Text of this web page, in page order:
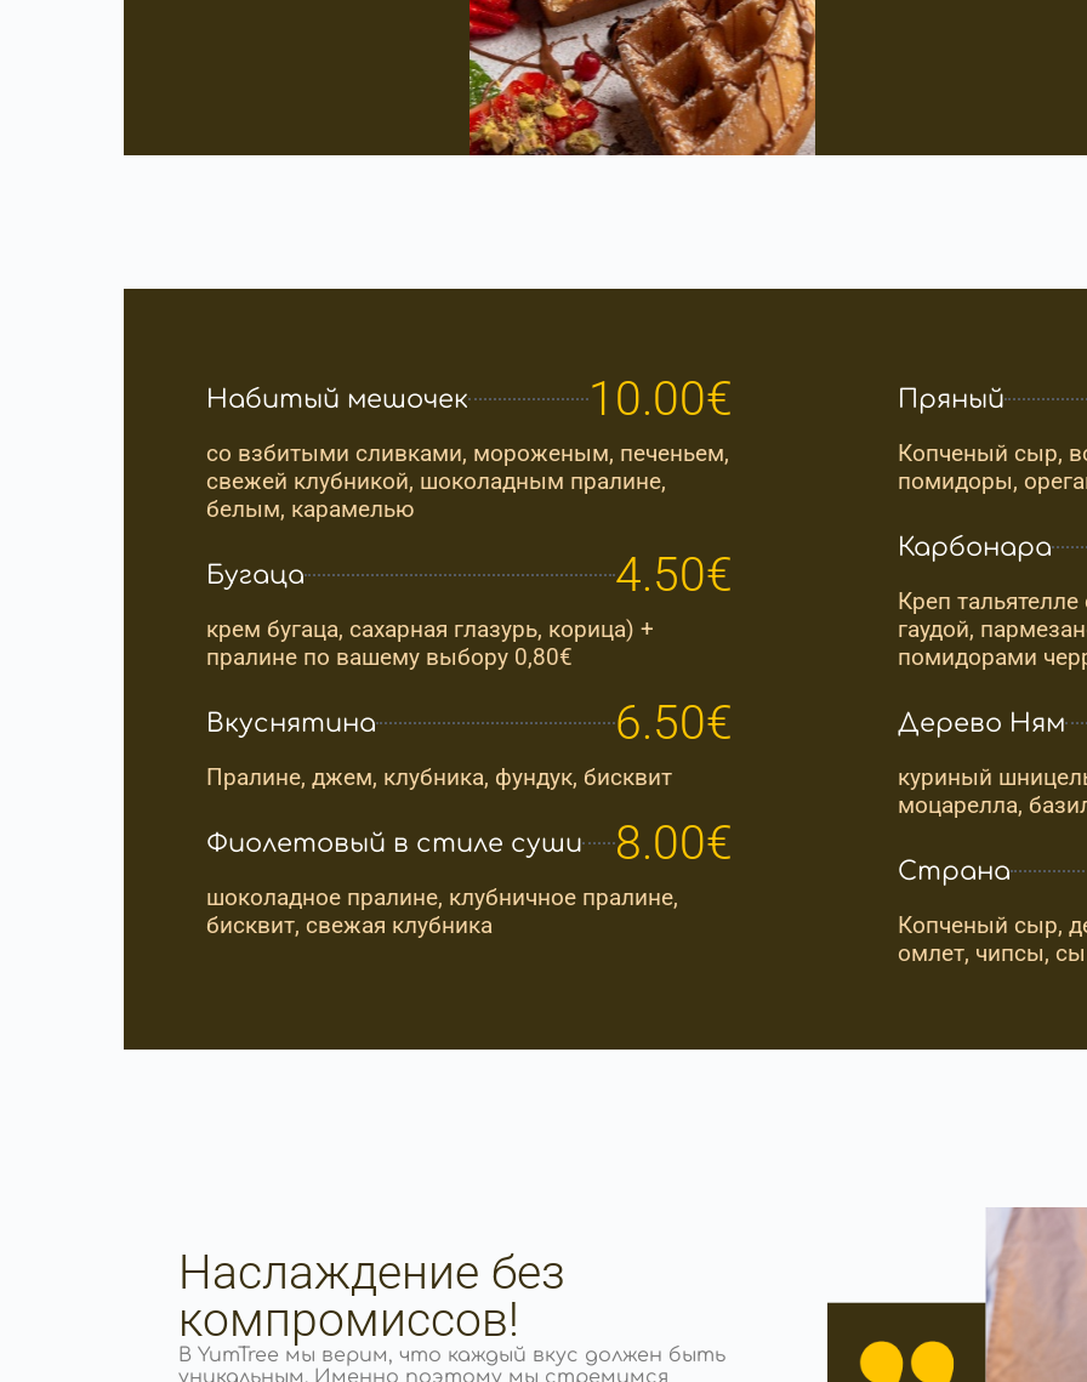
Набитый мешочек 10.00€
со взбитыми сливками, мороженым, печеньем,
свежей клубникой, шоколадным пралине,
белым, карамелью
Бугаца 4.50€
крем бугаца, сахарная глазурь, корица) +
пралине по вашему выбору 0,80€
Вкуснятина 6.50€
Пралине, джем, клубника, фундук, бисквит
Фиолетовый в стиле суши 8.00€
шоколадное пралине, клубничное пралине,
бисквит, свежая клубника
Пряный
Копченый сыр,
помидоры,
Карбонара
Креп
гаудой,
помидорами
Дерево Ням
куриный
моцарелла,
Страна
Копченый сыр,
омлет, чипсы,
Наслаждение без
компромиссов!
В YumTree мы верим, что каждый вкус должен быть
уникальным. Именно поэтому мы стремимся